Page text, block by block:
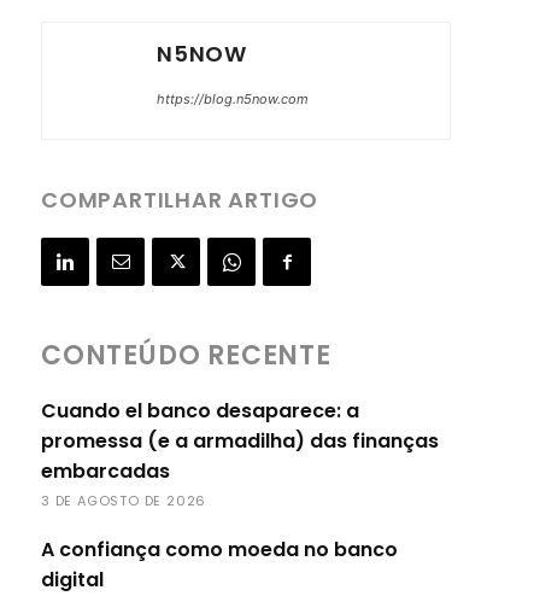
N5NOW
https://blog.n5now.com
COMPARTILHAR ARTIGO
CONTEÚDO RECENTE
Cuando el banco desaparece: a
promessa (e a armadilha) das finanças
embarcadas
3 DE AGOSTO DE 2026
A confiança como moeda no banco
digital